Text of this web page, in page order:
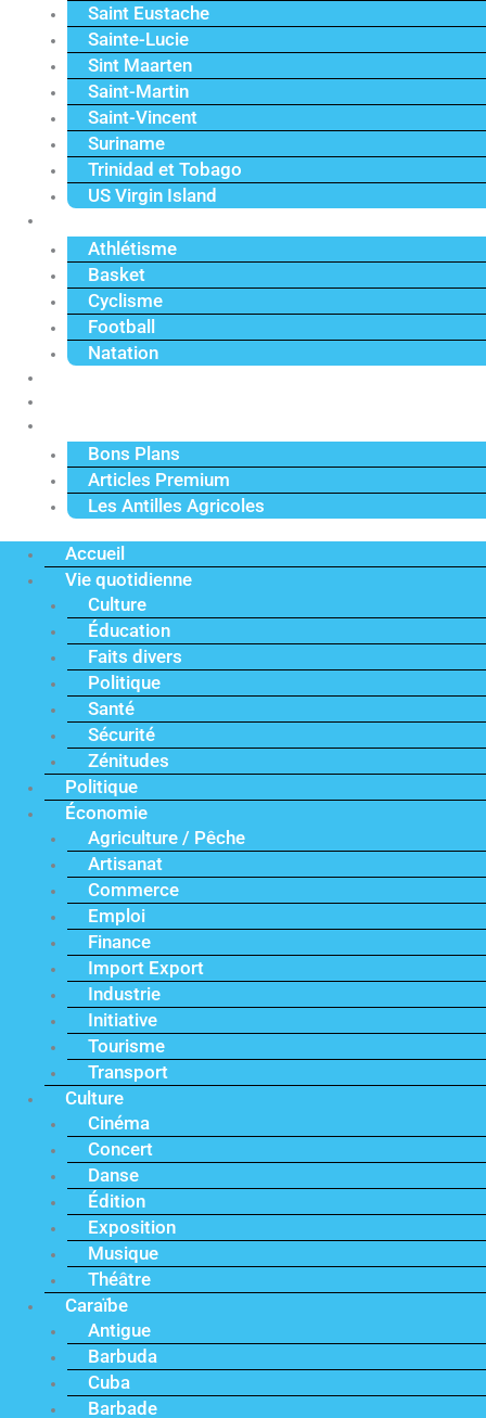
Saint Eustache
Sainte-Lucie
Sint Maarten
Saint-Martin
Saint-Vincent
Suriname
Trinidad et Tobago
US Virgin Island
Athlétisme
Basket
Cyclisme
Football
Natation
Bons Plans
Articles Premium
Les Antilles Agricoles
Accueil
Vie quotidienne
Culture
Éducation
Faits divers
Politique
Santé
Sécurité
Zénitudes
Politique
Économie
Agriculture / Pêche
Artisanat
Commerce
Emploi
Finance
Import Export
Industrie
Initiative
Tourisme
Transport
Culture
Cinéma
Concert
Danse
Édition
Exposition
Musique
Théâtre
Caraïbe
Antigue
Barbuda
Cuba
Barbade